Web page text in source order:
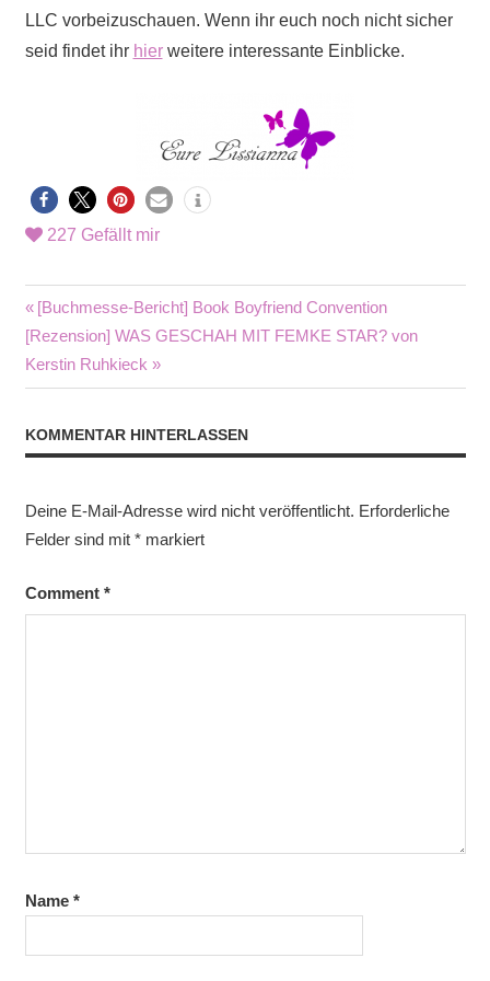
LLC vorbeizuschauen. Wenn ihr euch noch nicht sicher
seid findet ihr hierweitere interessante Einblicke.
227 Gefällt mir
Beitragsnavigation
Vorheriger
Beitrag:
[Buchmesse-Bericht] Book Boyfriend Convention
Nächster
Beitrag:
[Rezension] WAS GESCHAH MIT FEMKE STAR? von
Kerstin Ruhkieck
KOMMENTAR HINTERLASSEN
Deine E-Mail-Adresse wird nicht veröffentlicht. Erforderliche
Felder sind mit *markiert
Comment*
Name*